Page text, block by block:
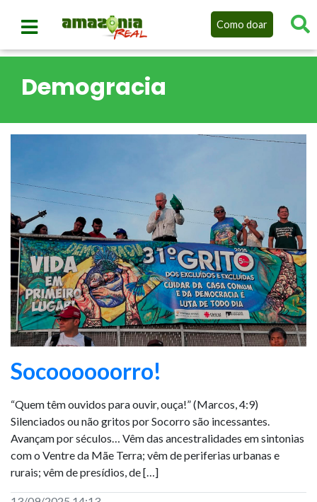
Como doar
Demogracia
Socoooooorro!
“Quem têm ouvidos para ouvir, ouça!” (Marcos, 4:9)
Silenciados ou não gritos por Socorro são incessantes.
Avançam por séculos… Vêm das ancestralidades em sintonias
com o Ventre da Mãe Terra; vêm de periferias urbanas e
rurais; vêm de presídios, de […]